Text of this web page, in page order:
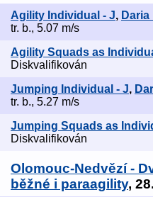
Agility Individual - J,
tr. b., 5.07 m/s
Agility Squads as
Diskvalifikován
Jumping Individual - J,
tr. b., 5.27 m/s
Jumping Squads as
Diskvalifikován
Olomouc-Nedvězí -
běžné i paraagility,